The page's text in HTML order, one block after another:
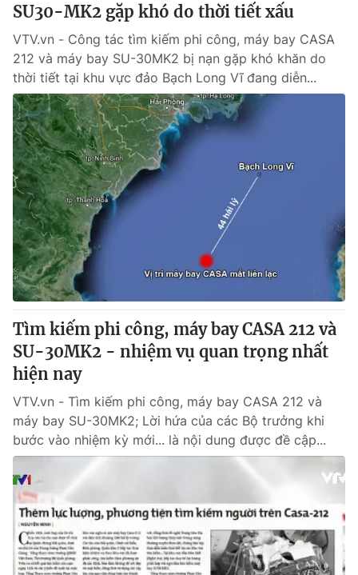
SU30-MK2 gặp khó do thời tiết xấu
VTV.vn - Công tác tìm kiếm phi công, máy bay CASA
212 và máy bay SU-30MK2 bị nạn gặp khó khăn do
thời tiết tại khu vực đảo Bạch Long Vĩ đang diễn...
Tìm kiếm phi công, máy bay CASA 212 và
SU-30MK2 - nhiệm vụ quan trọng nhất
hiện nay
VTV.vn - Tìm kiếm phi công, máy bay CASA 212 và
máy bay SU-30MK2; Lời hứa của các Bộ trưởng khi
bước vào nhiệm kỳ mới... là nội dung được đề cập...